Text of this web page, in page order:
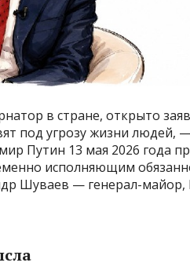
в стране, открыто
под угрозу жизни людей,
Путин 13 мая 2026 года
исполняющим
Шуваев — генерал-майор,